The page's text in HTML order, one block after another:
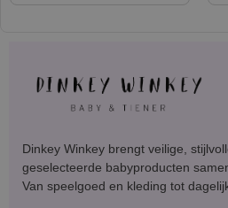
Dinkey Winkey brengt veilige,
geselecteerde babyproducten
Van speelgoed en kleding tot